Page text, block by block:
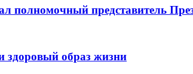
полномочный представитель
здоровый образ жизни